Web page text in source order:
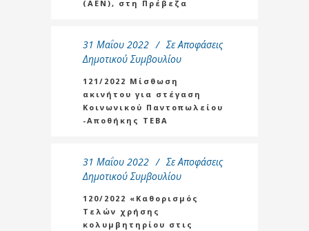
(ΑΕΝ), στη Πρέβεζα
31 Μαΐου 2022 Σε Αποφάσεις
Δημοτικού Συμβουλίου
121/2022 Μίσθωση
ακινήτου για στέγαση
Κοινωνικού Παντοπωλείου
-Αποθήκης ΤΕΒΑ
31 Μαΐου 2022 Σε Αποφάσεις
Δημοτικού Συμβουλίου
120/2022 «Καθορισμός
Τελών χρήσης
κολυμβητηρίου στις